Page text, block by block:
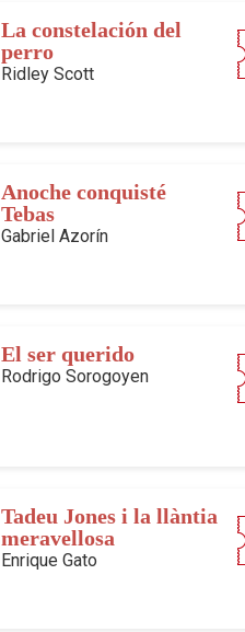
La constelación del
perro
Ridley Scott
Anoche conquisté
Tebas
Gabriel Azorín
El ser querido
Rodrigo Sorogoyen
Tadeu Jones i la llàntia
meravellosa
Enrique Gato